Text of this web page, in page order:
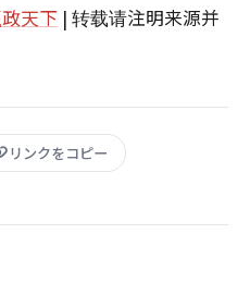
天下 | 转载请注明来源并
リンクをコピー